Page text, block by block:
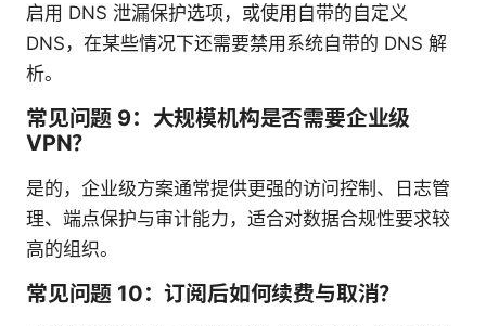
启用 DNS 泄漏保护选项，或使用自带的自定义
DNS，在某些情况下还需要禁用系统自带的 DNS 解
析。
常见问题 9：大规模机构是否需要企业级
VPN？
是的，企业级方案通常提供更强的访问控制、日志管
理、端点保护与审计能力，适合对数据合规性要求较
高的组织。
常见问题 10：订阅后如何续费与取消？